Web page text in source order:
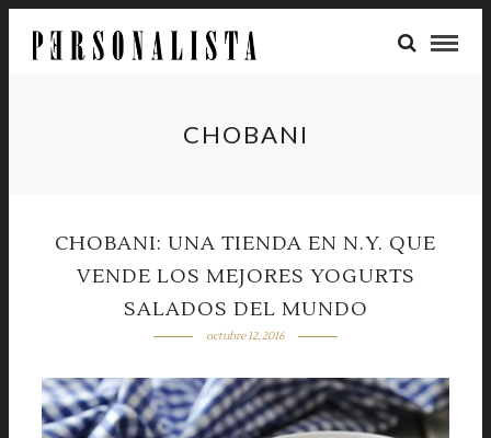
CHOBANI
CHOBANI: UNA TIENDA EN N.Y. QUE
VENDE LOS MEJORES YOGURTS
SALADOS DEL MUNDO
octubre 12, 2016